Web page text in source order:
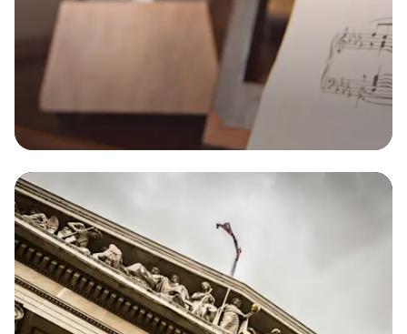
RC Pro
L’assurance sans engagement indispensable pour
votre entreprise. Soyez protégé en cas de coup
dur !
Obtenir mon devis